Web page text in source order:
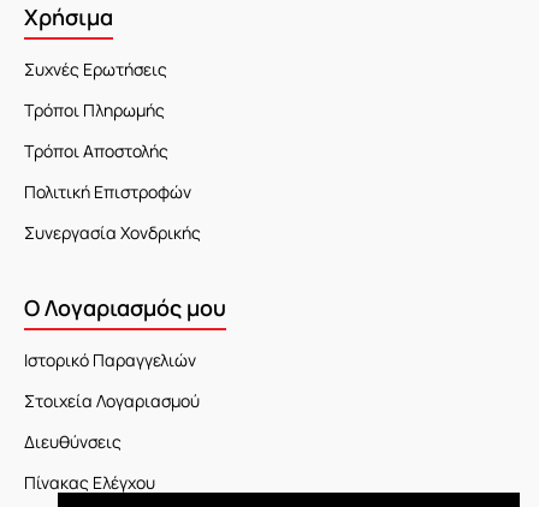
Χρήσιμα
Συχνές Ερωτήσεις
Τρόποι Πληρωμής
Τρόποι Αποστολής
Πολιτική Επιστροφών
Συνεργασία Χονδρικής
Ο Λογαριασμός μου
Ιστορικό Παραγγελιών
Στοιχεία Λογαριασμού
Διευθύνσεις
Πίνακας Ελέγχου